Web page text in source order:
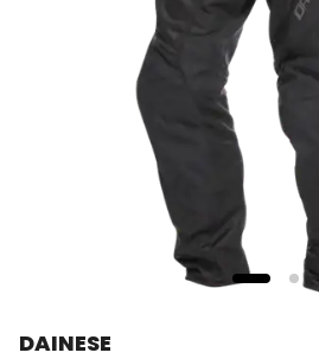
DAINESE